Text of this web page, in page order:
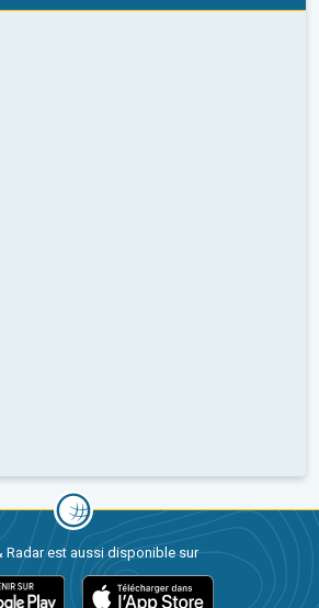
Radar est aussi disponible sur